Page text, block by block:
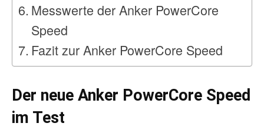
Messwerte der Anker PowerCore
Speed
Fazit zur Anker PowerCore Speed
Der neue Anker PowerCore Speed
im Test